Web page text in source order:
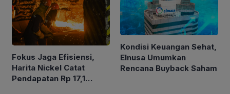
Fokus Jaga Efisiensi,
Harita Nickel Catat
Pendapatan Rp 17,1
Kondisi Keuangan Sehat,
Elnusa Umumkan
Rencana Buyback Saham